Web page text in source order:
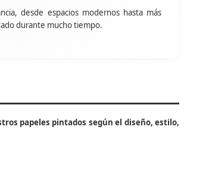
desde espacios modernos hasta más
durante mucho tiempo.
papeles pintados según el diseño, estilo,